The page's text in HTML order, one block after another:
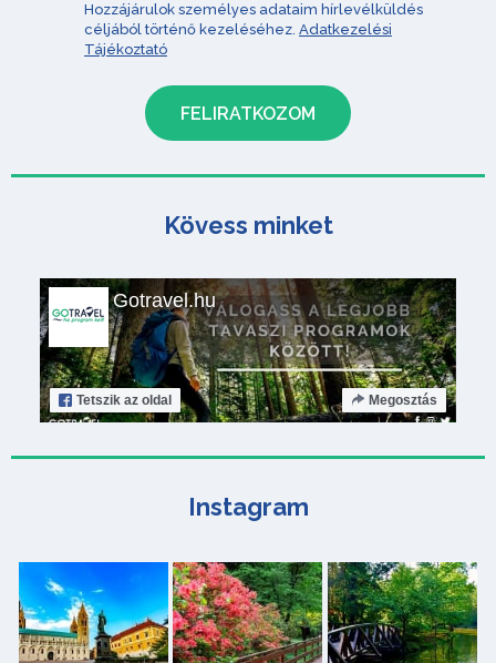
Hozzájárulok személyes adataim hírlevélküldés
céljából történő kezeléséhez. Adatkezelési
Tájékoztató
Kövess minket
Gotravel.hu
Tetszik az oldal Megosztás
Instagram